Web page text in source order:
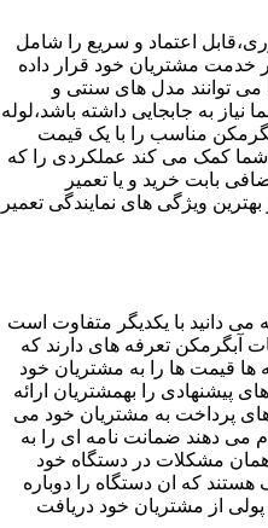
اعتماد و سریع را شامل
خدمت مشتریان خود قرار داده
توانند مدل های سنتی و
نیاز به جابجایی داشته باشد،لوله
مناسب را با یک قیمت
شما کمک می کند عملکردی را که
بابت خرید و یا تعمیر
ویژگی های نمایندگی تعمیر
دانید با یکدیگر متفاوت است
آبگرمکن تعرفه های دارند که
ها قیمت ها را به مشتریان خود
پیشنهادی را بهمشتریان ارائه
پرداخت به مشتریان خود می
می دهند ضمانت نامه ای را به
همان مشکلات در دستگاه خود
که ان دستگاه را دوباره
پولی از مشتریان خود دریافت